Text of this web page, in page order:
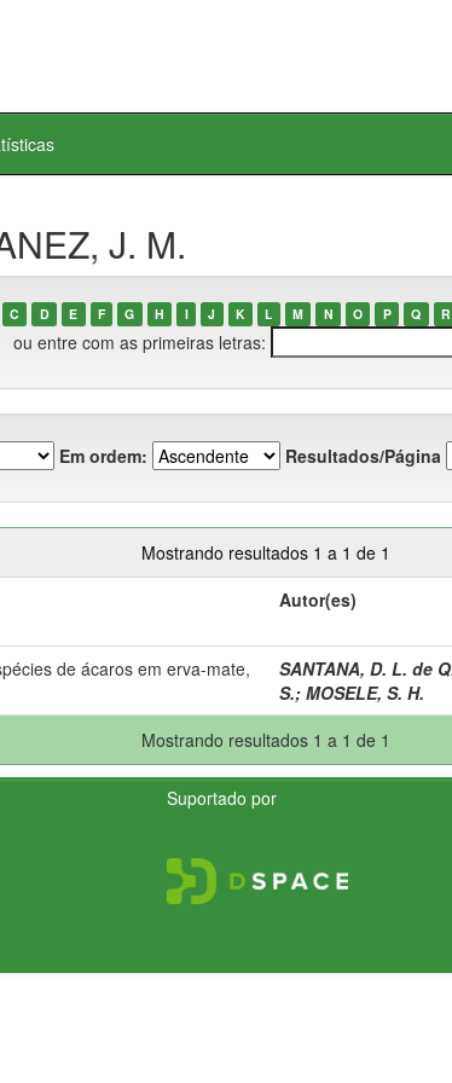
J. M.
C D E F G H I J K L M N O P Q R
ou entre com as primeiras letras:
Em ordem: Resultados/Página
Mostrando resultados 1 a 1 de 1
Autor(es)
de ácaros em erva-mate,
SANTANA, D. L. de
S.; MOSELE, S. H.
Mostrando resultados 1 a 1 de 1
Suportado por